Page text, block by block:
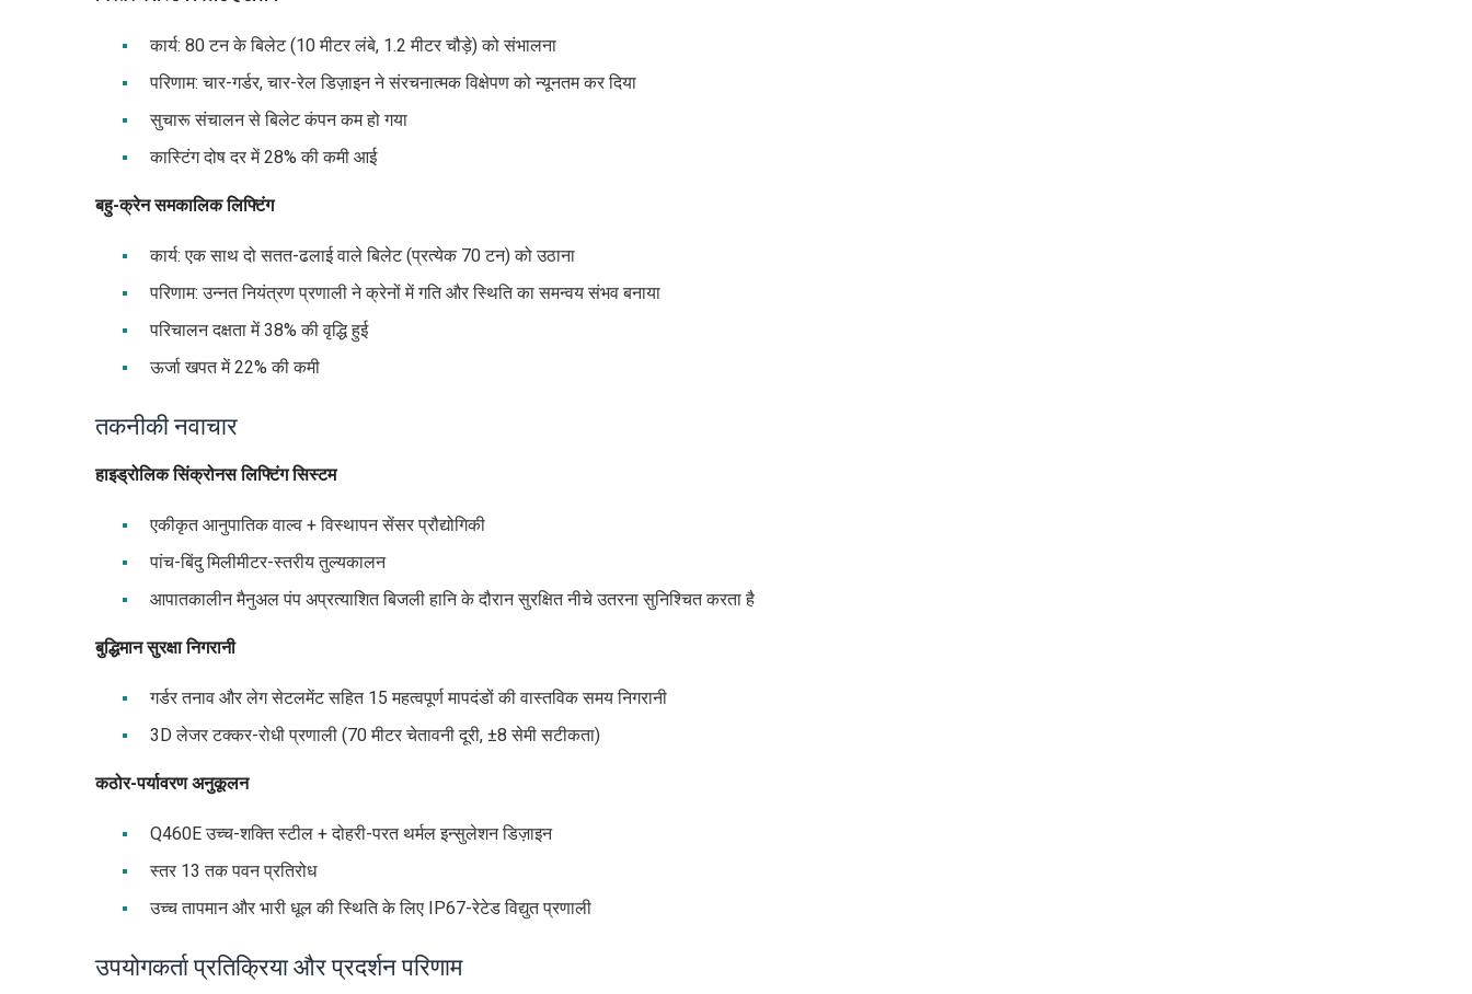
कार्य: 80 टन के बिलेट (10 मीटर लंबे, 1.2 मीटर चौड़े) को संभालना
परिणाम: चार-गर्डर, चार-रेल डिज़ाइन ने संरचनात्मक विक्षेपण को न्यूनतम कर दिया
सुचारू संचालन से बिलेट कंपन कम हो गया
कास्टिंग दोष दर में 28% की कमी आई
बहु-क्रेन समकालिक लिफ्टिंग
कार्य: एक साथ दो सतत-ढलाई वाले बिलेट (प्रत्येक 70 टन) को उठाना
परिणाम: उन्नत नियंत्रण प्रणाली ने क्रेनों में गति और स्थिति का समन्वय संभव बनाया
परिचालन दक्षता में 38% की वृद्धि हुई
ऊर्जा खपत में 22% की कमी
तकनीकी नवाचार
हाइड्रोलिक सिंक्रोनस लिफ्टिंग सिस्टम
एकीकृत आनुपातिक वाल्व + विस्थापन सेंसर प्रौद्योगिकी
पांच-बिंदु मिलीमीटर-स्तरीय तुल्यकालन
आपातकालीन मैनुअल पंप अप्रत्याशित बिजली हानि के दौरान सुरक्षित नीचे उतरना सुनिश्चित करता है
बुद्धिमान सुरक्षा निगरानी
गर्डर तनाव और लेग सेटलमेंट सहित 15 महत्वपूर्ण मापदंडों की वास्तविक समय निगरानी
3D लेजर टक्कर-रोधी प्रणाली (70 मीटर चेतावनी दूरी, ±8 सेमी सटीकता)
कठोर-पर्यावरण अनुकूलन
Q460E उच्च-शक्ति स्टील + दोहरी-परत थर्मल इन्सुलेशन डिज़ाइन
स्तर 13 तक पवन प्रतिरोध
उच्च तापमान और भारी धूल की स्थिति के लिए IP67-रेटेड विद्युत प्रणाली
उपयोगकर्ता प्रतिक्रिया और प्रदर्शन परिणाम